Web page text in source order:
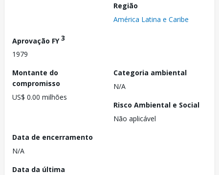
Região
América Latina e Caribe
Aprovação FY3
1979
Montante do
compromisso
US$ 0.00 milhões
Categoria ambiental
N/A
Risco Ambiental e Social
Não aplicável
Data de encerramento
N/A
Data da última